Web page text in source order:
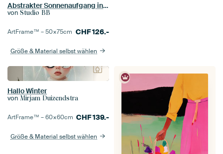
Abstrakter Sonnenaufgang in Pastell Nr. 1
von Studio BB
ArtFrame™ –50×75cm CHF126.-
Größe & Material selbst wählen
Hallo Winter
von Mirjam Duizendstra
ArtFrame™ –60×60cm CHF139.-
Größe & Material selbst wählen